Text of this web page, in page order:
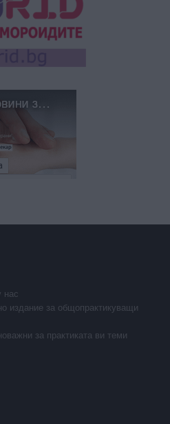
нас
издание за общопрактикуващи
за практиката ви теми